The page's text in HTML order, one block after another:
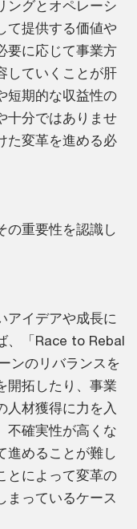
ングとオペレーシ
て提供する価値や
要に応じて事業方
していくことが肝
短期的な収益性の
十分ではありませ
た変革を進める必
の重要性を認識し
アイデアや成長に
、「Race to Rebal
ンのリバランスを
開拓したり、事業
人材獲得に力を入
不確実性が高くな
進めることが難し
とによって変革の
まっているケース